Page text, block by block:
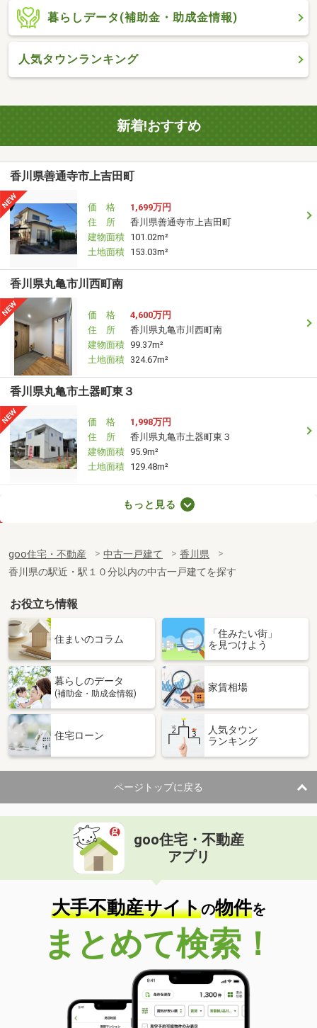
暮らしデータ(補助金・助成金情報)
人気タウンランキング
新着!おすすめ
香川県善通寺市上吉田町
価 格
1,699万円
住 所
香川県善通寺市上吉田町
建物面積 101.02m²
土地面積 153.03m²
香川県丸亀市川西町南
価 格
4,600万円
住 所
香川県丸亀市川西町南
建物面積 99.37m²
土地面積 324.67m²
香川県丸亀市土器町東３
価 格
1,998万円
住 所
香川県丸亀市土器町東３
建物面積 95.9m²
土地面積 129.48m²
建物面積 70m²
土地面積 142.03m²
香川県高松市川部町
価 格
1,450万円
香川県高松市川部町
建物面積 160.64m²
土地面積
208.8m²
香川県高松市鬼無町鬼無
1,180万円
住 所
香川県高松市鬼無町鬼無
建物面積 108.64m²
土地面積 155.76m²
香川県高松市林町
価 格
2,649万円
住 所
香川県高松市林町
建物面積 162.3m²
土地面積
199.49m²
香川県高松市前田西町
価 格
2,080万円
香川県高松市前田西町
84.46m²
土地面積 201.17m²
もっと見る
goo住宅・不動産 中古一戸建て
香川県
香川県の駅近・駅１０分以内の中古一戸建てを探す
お役立ち情報
住まいのコラム
「住みたい街」
を見つけよう
暮らしのデータ
(補助金・助成金情報)
家賃相場
住宅ローン
人気タウン
ランキング
ページトップに戻る
goo住宅・不動産
アプリ
大手不動産サイトの物件を
まとめて検索！